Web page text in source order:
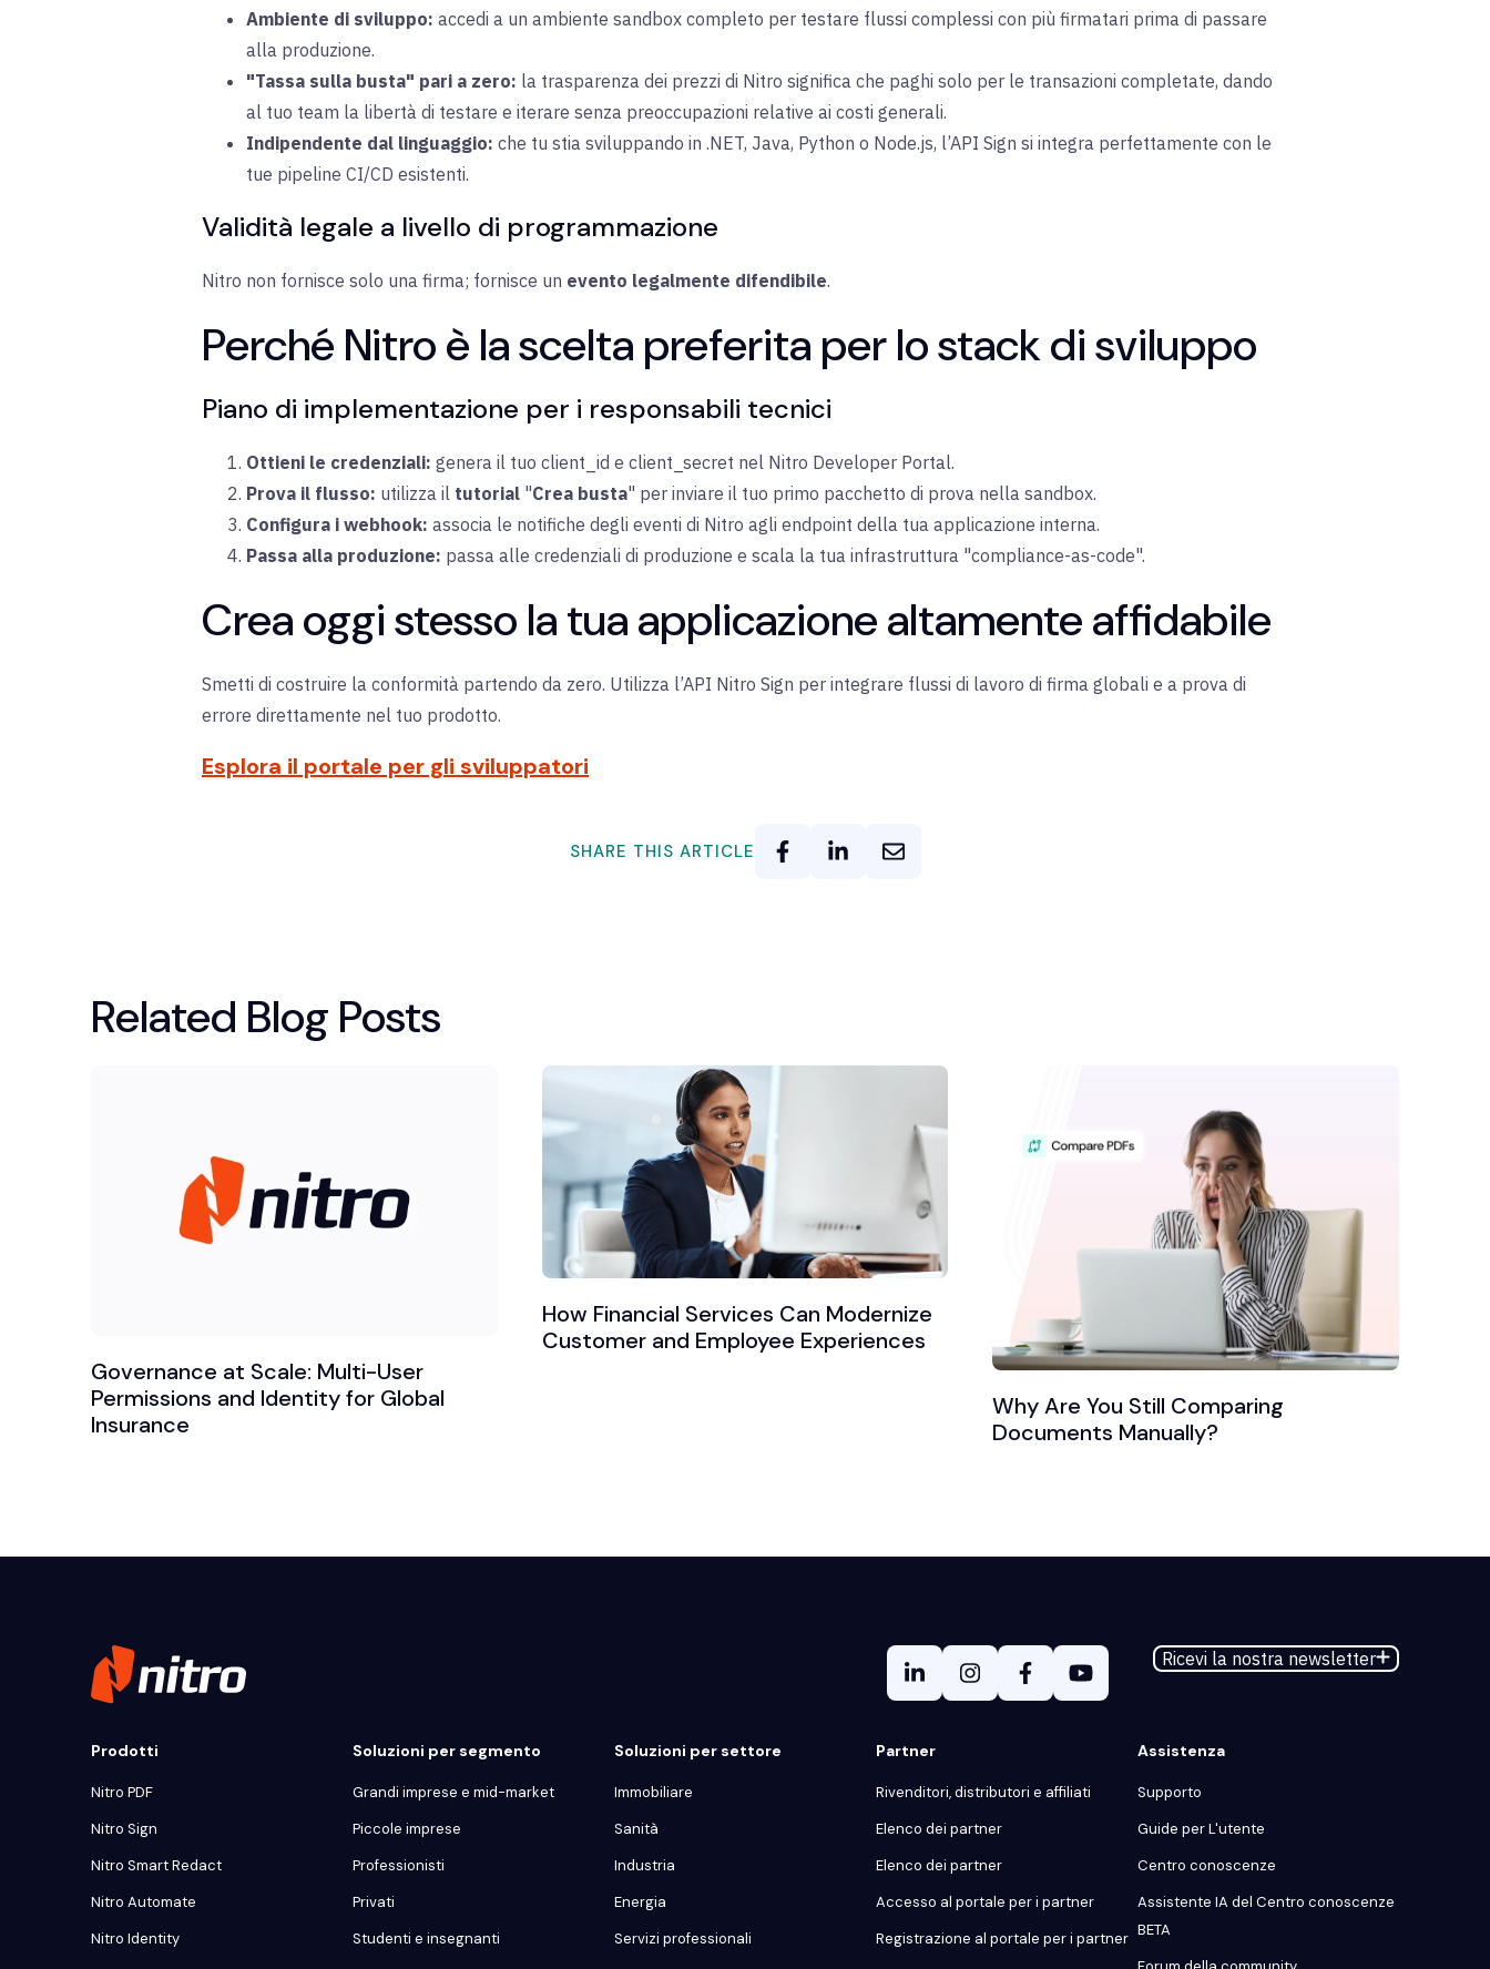
Ambiente di sviluppo: accedi a un ambiente sandbox completo per testare flussi complessi con più firmatari prima di passare
alla produzione.
"Tassa sulla busta" pari a zero: la trasparenza dei prezzi di Nitro significa che paghi solo per le transazioni completate, dando
al tuo team la libertà di testare e iterare senza preoccupazioni relative ai costi generali.
Indipendente dal linguaggio: che tu stia sviluppando in .NET, Java, Python o Node.js, l’API Sign si integra perfettamente con le
tue pipeline CI/CD esistenti.
Validità legale a livello di programmazione
Nitro non fornisce solo una firma; fornisce un evento legalmente difendibile.
Perché Nitro è la scelta preferita per lo stack di sviluppo
Piano di implementazione per i responsabili tecnici
Ottieni le credenziali: genera il tuo client_id e client_secret nel Nitro Developer Portal.
Prova il flusso: utilizza il tutorial "Crea busta" per inviare il tuo primo pacchetto di prova nella sandbox.
Configura i webhook: associa le notifiche degli eventi di Nitro agli endpoint della tua applicazione interna.
Passa alla produzione: passa alle credenziali di produzione e scala la tua infrastruttura "compliance-as-code".
Crea oggi stesso la tua applicazione altamente affidabile
Smetti di costruire la conformità partendo da zero. Utilizza l’API Nitro Sign per integrare flussi di lavoro di firma globali e a prova di
errore direttamente nel tuo prodotto.
Esplora il portale per gli sviluppatori
SHARE THIS ARTICLE
Related Blog Posts
Governance at Scale: Multi-User
Permissions and Identity for Global
Insurance
How Financial Services Can Modernize
Customer and Employee Experiences
Why Are You Still Comparing
Documents Manually?
Ricevi la nostra newsletter
Prodotti
Nitro PDF
Nitro Sign
Nitro Smart Redact
Nitro Automate
Nitro Identity
Soluzioni per segmento
Grandi imprese e mid-market
Piccole imprese
Professionisti
Privati
Studenti e insegnanti
Soluzioni per settore
Immobiliare
Sanità
Industria
Energia
Servizi professionali
Partner
Rivenditori, distributori e affiliati
Elenco dei partner
Elenco dei partner
Accesso al portale per i partner
Registrazione al portale per i partner
Assistenza
Supporto
Guide per L'utente
Centro conoscenze
Assistente IA del Centro conoscenze
BETA